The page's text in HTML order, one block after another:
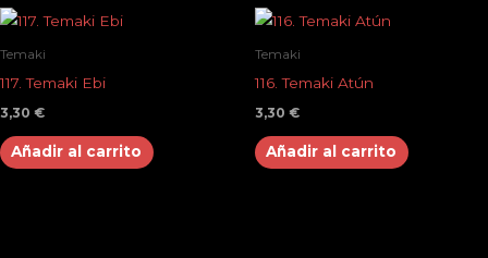
Temaki
117. Temaki Ebi
3,30 €
Añadir al carrito
Temaki
116. Temaki Atún
3,30 €
Añadir al carrito